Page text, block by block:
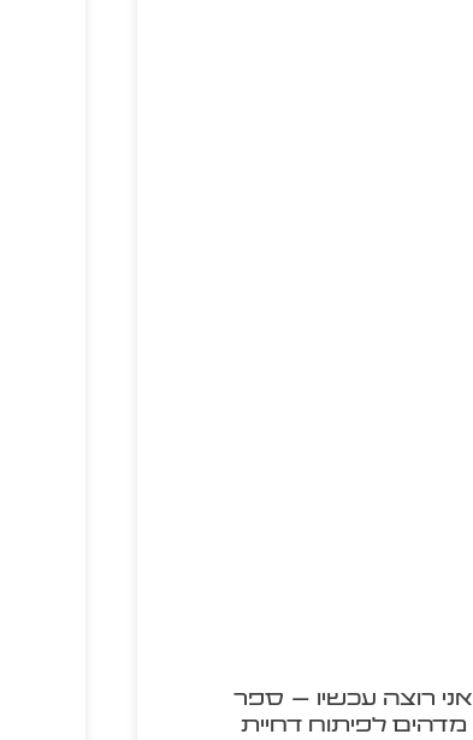
אני רוצה עכשיו – ספר
מדהים לפיתוח דחיית